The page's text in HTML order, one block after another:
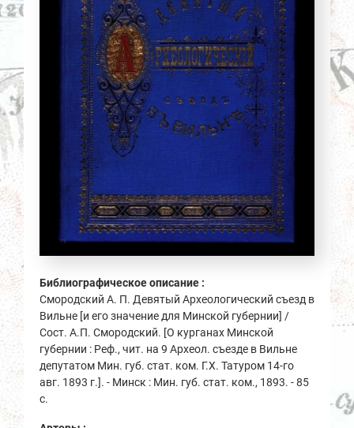
Библиографическое описание :
Смородский А. П. Девятый Археологический съезд в
Вильне [и его значение для Минской губернии] /
Сост. А.П. Смородский. [О курганах Минской
губернии : Реф., чит. на 9 Археол. съезде в Вильне
депутатом Мин. губ. стат. ком. Г.Х. Татуром 14-го
авг. 1893 г.]. - Минск : Мин. губ. стат. ком., 1893. - 85
с.